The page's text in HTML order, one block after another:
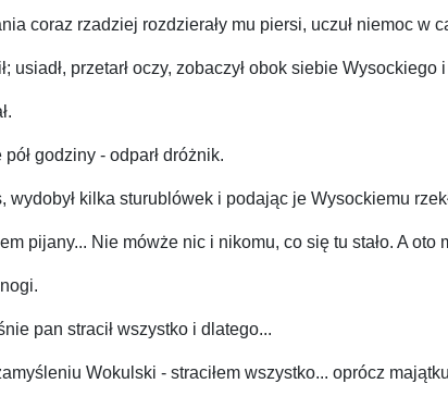
coraz rzadziej rozdzierały mu piersi, uczuł niemoc w
usiadł, przetarł oczy, zobaczył obok siebie
godziny - odparł dróżnik.
wydobył kilka sturublówek i podając je Wysockiemu
pijany... Nie mówże nic i nikomu, co się tu stało. A oto
pan stracił wszystko i dlatego...
Wokulski - straciłem wszystko... oprócz